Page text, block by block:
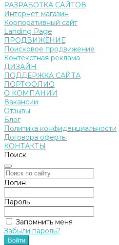
РАЗРАБОТКА САЙТОВ
Интернет-магазин
Корпоративный сайт
Landing Page
ПРОДВИЖЕНИЕ
Поисковое продвижение
Контекстная реклама
ДИЗАЙН
ПОДДЕРЖКА САЙТА
ПОРТФОЛИО
О КОМПАНИИ
Вакансии
Отзывы
Блог
Политика конфиденциальности
Договора оферты
КОНТАКТЫ
Поиск
Логин
Пароль
Запомнить меня
Забыли пароль?